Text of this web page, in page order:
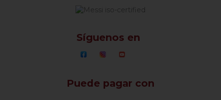
Síguenos en
Puede pagar con